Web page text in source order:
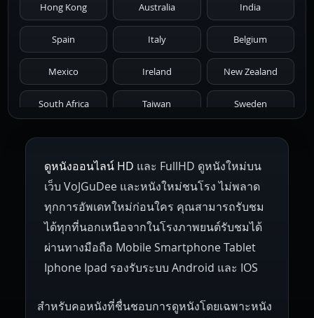
1971 1970 1969 1968 1967
1966 1965 1964 1963 1962
1959 1955
1945 1942 1941 1940 1939
1937 1930
Hong Kong Australia India
Spain Italy Belgium
Mexico Ireland New Zealand
South Africa Taiwan Sweden
Netherlands Russia Poland
Hungary Denmark Bulgaria
Czech Republic Brazil Turkey
ดูหนังออนไลน์ HD และ FullHD ดูหนังใหม่บน
เว็บ VoJGuDee และหนังใหม่ชนโรง ไม่พลาด
ทุกการอัพเดทใหม่ก่อนใคร คุณสามารถรับชม
ได้ทุกที่นอกเหนือจากในโรงภาพยนต์รับชมได้
ผ่านทางมือถือ Mobile Smartphone Tablet
Iphone Ipad รองรับระบบ Android และ IOS
สำหรับคอหนังที่ชื่นชอบการดูหนังโดยเฉพาะหนัง